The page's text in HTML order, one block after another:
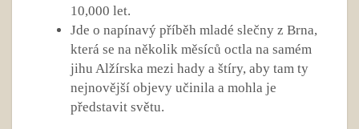
10,000 let.
Jde o napínavý příběh mladé slečny z Brna,
která se na několik měsíců octla na samém
jihu Alžírska mezi hady a štíry, aby tam ty
nejnovější objevy učinila a mohla je
představit světu.